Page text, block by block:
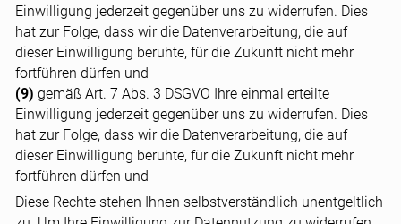
Einwilligung jederzeit gegenüber uns zu widerrufen. Dies
hat zur Folge, dass wir die Datenverarbeitung, die auf
dieser Einwilligung beruhte, für die Zukunft nicht mehr
fortführen dürfen und
(9) gemäß Art. 7 Abs. 3 DSGVO Ihre einmal erteilte
Einwilligung jederzeit gegenüber uns zu widerrufen. Dies
hat zur Folge, dass wir die Datenverarbeitung, die auf
dieser Einwilligung beruhte, für die Zukunft nicht mehr
fortführen dürfen und
Diese Rechte stehen Ihnen selbstverständlich unentgeltlich